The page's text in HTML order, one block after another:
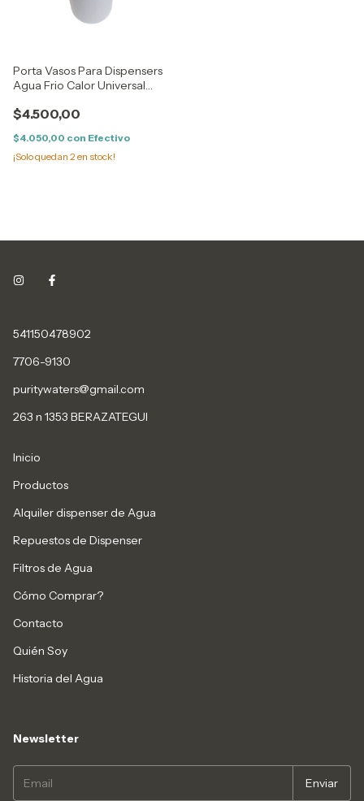
Porta Vasos Para Dispensers
Agua Frio Calor Universal
$4.500,00
$4.050,00 con Efectivo
¡Solo quedan 2 en stock!
541150478902
7706-9130
puritywaters@gmail.com
263 n 1353 BERAZATEGUI
Inicio
Productos
Alquiler dispenser de Agua
Repuestos de Dispenser
Filtros de Agua
Cómo Comprar?
Contacto
Quién Soy
Historia del Agua
Newsletter